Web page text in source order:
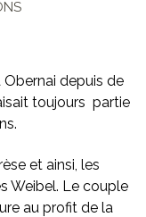
depuis de
toujours partie
et ainsi, les
Weibel. Le couple
au profit de la